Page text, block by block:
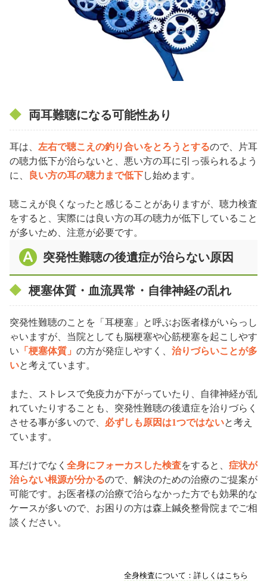
両耳難聴になる可能性あり
耳は、 左右で聴こえの釣り合いをとろうとするので、片耳
の聴力低下が治らないと、悪い方の耳に引っ張られるよう
に、
良い方の耳の聴力まで低下し始めます。
聴こえが良くなったと感じることがありますが、聴力検査
をすると、実際には良い方の耳の聴力が低下していること
が多いため、注意が必要です。
突発性難聴の後遺症が治らない原因
梗塞体質・血流異常・自律神経の乱れ
突発性難聴のことを「耳梗塞」と呼ぶお医者様がいらっし
ゃいますが、当院としても脳梗塞や心筋梗塞を起こしやす
い 「梗塞体質」 の方が発症しやすく、 治りづらいことが多
いと考えています。
また、ストレスで免疫力が下がっていたり、自律神経が乱
れていたりすることも、突発性難聴の後遺症を治りづらく
させる事が多いので、 必ずしも原因は1つではないと考え
ています。
耳だけでなく 全身にフォーカスした検査をすると、 症状が
治らない根源が分かるので、解決のための治療のご提案が
可能です。お医者様の治療で治らなかった方でも効果的な
ケースが多いので、お困りの方は森上鍼灸整骨院までご相
談ください。
全身検査について：詳しくはこちら